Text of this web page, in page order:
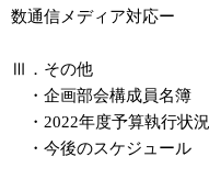
数通信メディア対応ー
Ⅲ．その他
・企画部会構成員名簿
・2022年度予算執行状況
・今後のスケジュール